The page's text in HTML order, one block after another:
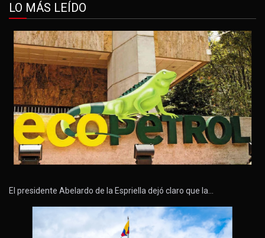
LO MÁS LEÍDO
El presidente Abelardo de la Espriella dejó claro que la…